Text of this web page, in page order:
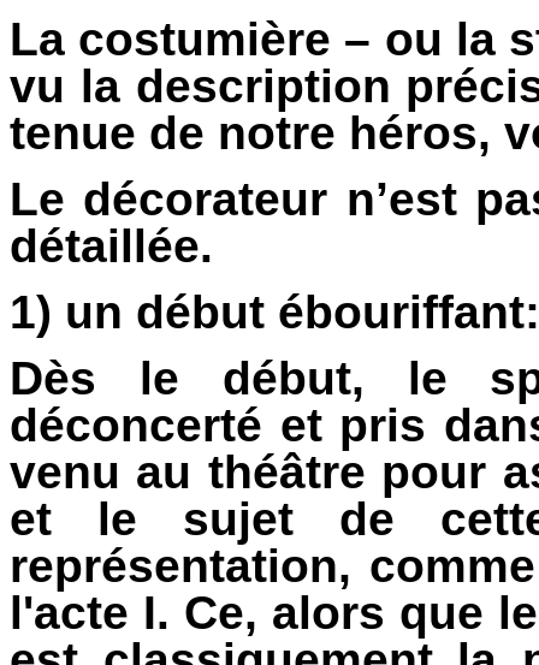
La costumière – ou la
vu la description
tenue de notre héros,
Le décorateur n’est
détaillée.
1) un début ébouriffant:
Dès le début, le
déconcerté et pris
venu au théâtre pour
et le sujet de
représentation,
l'acte I. Ce, alors que